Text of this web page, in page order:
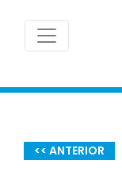
<< ANTERIOR